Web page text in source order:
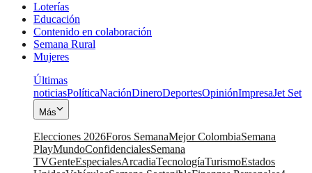
Loterías
Educación
Contenido en colaboración
Semana Rural
Mujeres
Últimas
noticiasPolíticaNaciónDineroDeportesOpiniónImpresaJet Set
Más
Elecciones 2026Foros SemanaMejor ColombiaSemana
PlayMundoConfidencialesSemana
TVGenteEspecialesArcadiaTecnologíaTurismoEstados